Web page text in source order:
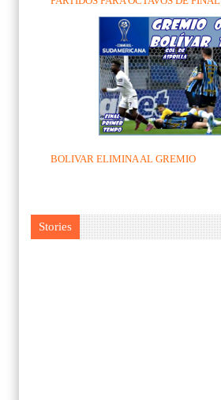
BOLIVAR ELIMINA AL GREMIO
Stories